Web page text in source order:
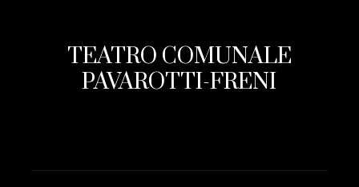
TEATRO COMUNALE
PAVAROTTI-FRENI